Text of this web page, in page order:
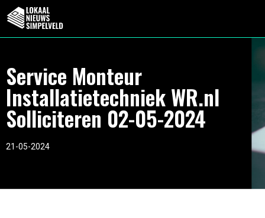
Service Monteur
Installatietechniek WR.nl
Solliciteren 02-05-2024
21-05-2024